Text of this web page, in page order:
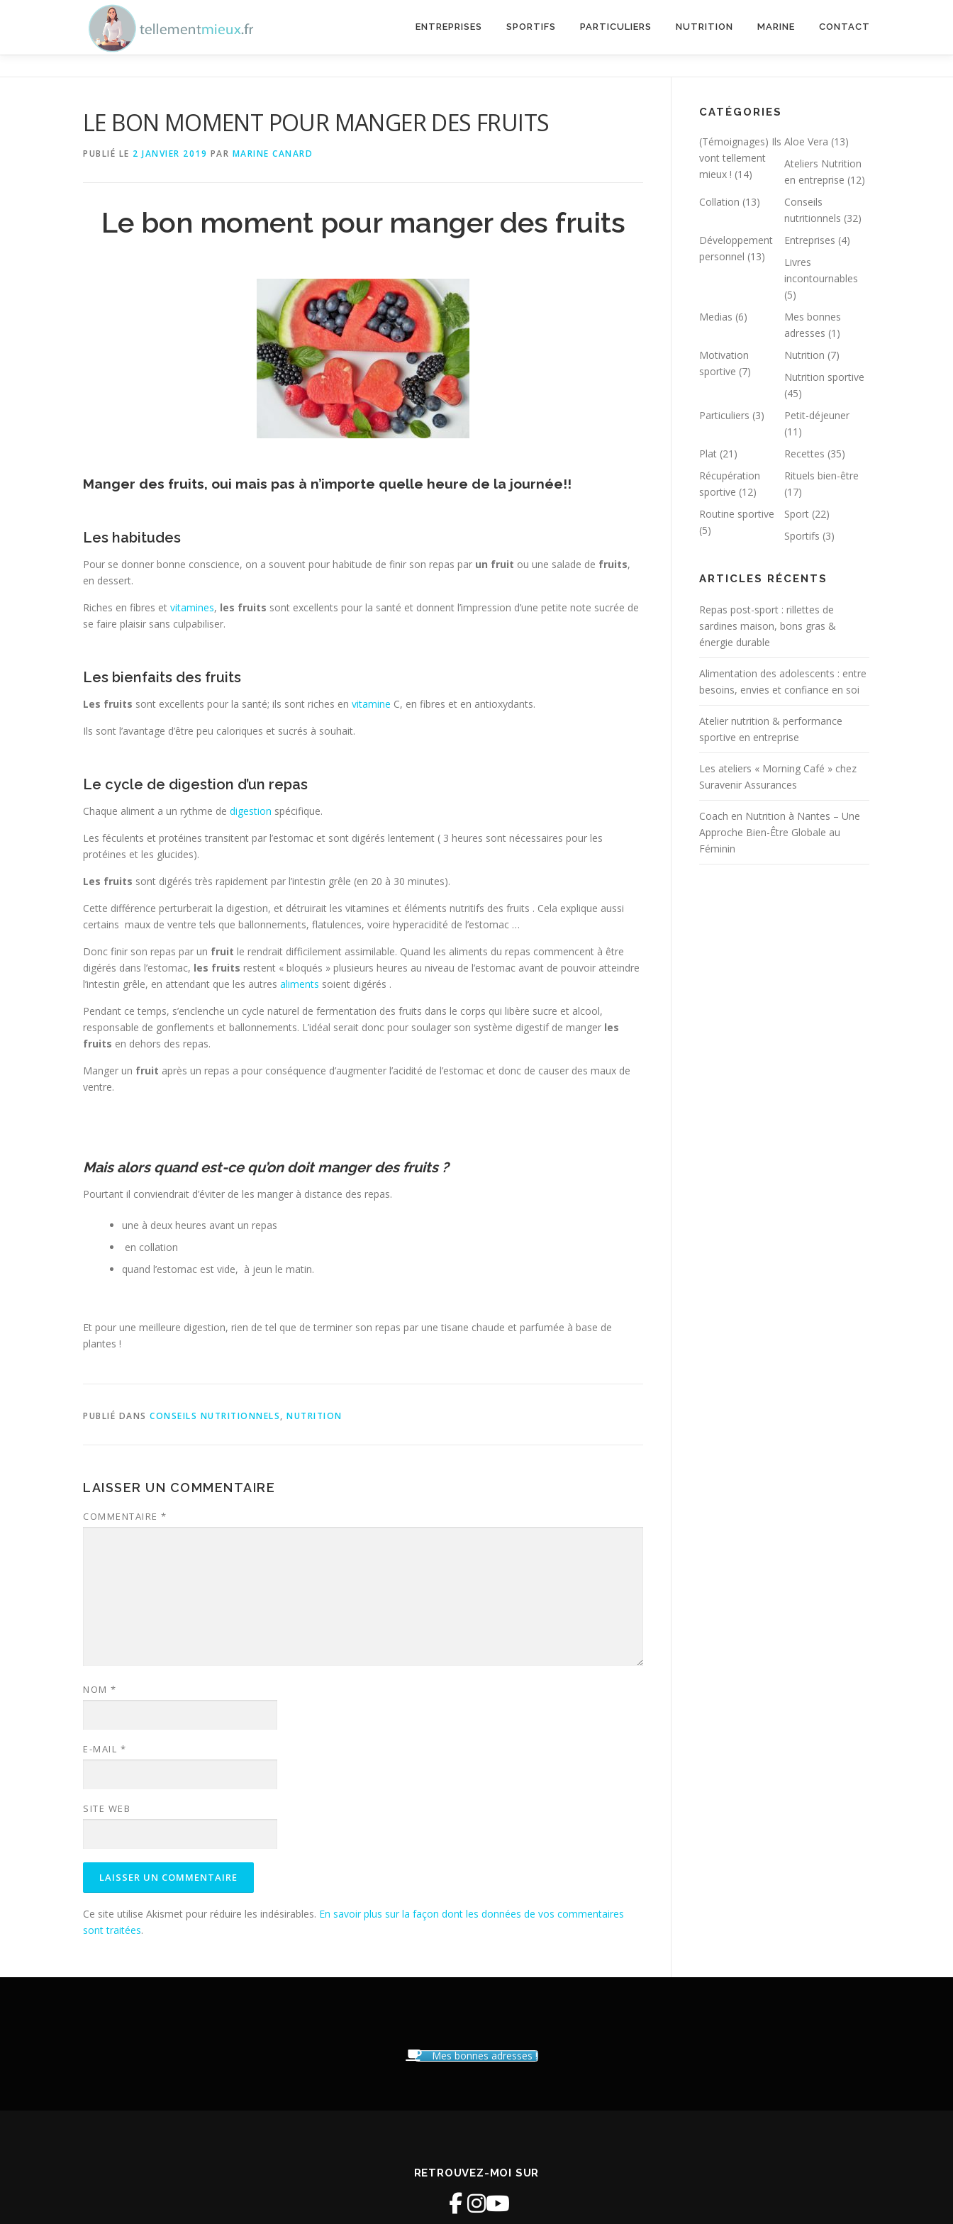
ENTREPRISES SPORTIFS PARTICULIERS NUTRITION MARINE CONTACT
LE BON MOMENT POUR MANGER DES FRUITS
PUBLIÉ LE 2 JANVIER 2019 PAR MARINE CANARD
Le bon moment pour manger des fruits
Manger des fruits, oui mais pas à n’importe quelle heure de la journée!!
Les habitudes
Pour se donner bonne conscience, on a souvent pour habitude de finir son repas par un fruit ou une salade de fruits,
en dessert.
Riches en fibres et vitamines, les fruits sont excellents pour la santé et donnent l’impression d’une petite note sucrée de
se faire plaisir sans culpabiliser.
Les bienfaits des fruits
Les fruits sont excellents pour la santé; ils sont riches en vitamine C, en fibres et en antioxydants.
Ils sont l’avantage d’être peu caloriques et sucrés à souhait.
Le cycle de digestion d’un repas
Chaque aliment a un rythme de digestion spécifique.
Les féculents et protéines transitent par l’estomac et sont digérés lentement ( 3 heures sont nécessaires pour les
protéines et les glucides).
Les fruits sont digérés très rapidement par l’intestin grêle (en 20 à 30 minutes).
Cette différence perturberait la digestion, et détruirait les vitamines et éléments nutritifs des fruits . Cela explique aussi
certains maux de ventre tels que ballonnements, flatulences, voire hyperacidité de l’estomac …
Donc finir son repas par un fruit le rendrait difficilement assimilable. Quand les aliments du repas commencent à être
digérés dans l’estomac, les fruits restent « bloqués » plusieurs heures au niveau de l’estomac avant de pouvoir atteindre
l’intestin grêle, en attendant que les autres aliments soient digérés .
Pendant ce temps, s’enclenche un cycle naturel de fermentation des fruits dans le corps qui libère sucre et alcool,
responsable de gonflements et ballonnements. L’idéal serait donc pour soulager son système digestif de manger les
fruits en dehors des repas.
Manger un fruit après un repas a pour conséquence d’augmenter l’acidité de l’estomac et donc de causer des maux de
ventre.
Mais alors quand est-ce qu’on doit manger des fruits ?
Pourtant il conviendrait d’éviter de les manger à distance des repas.
une à deux heures avant un repas
en collation
quand l’estomac est vide, à jeun le matin.
Et pour une meilleure digestion, rien de tel que de terminer son repas par une tisane chaude et parfumée à base de
plantes !
PUBLIÉ DANS CONSEILS NUTRITIONNELS, NUTRITION
LAISSER UN COMMENTAIRE
COMMENTAIRE *
NOM *
E-MAIL *
SITE WEB
Ce site utilise Akismet pour réduire les indésirables. En savoir plus sur la façon dont les données de vos commentaires
sont traitées.
CATÉGORIES
(Témoignages) Ils
vont tellement
mieux ! (14)
Aloe Vera (13)
Ateliers Nutrition
en entreprise (12)
Collation (13)
Conseils
nutritionnels (32)
Développement
personnel (13)
Entreprises (4)
Livres
incontournables
(5)
Medias (6)
Mes bonnes
adresses (1)
Motivation
sportive (7)
Nutrition (7)
Nutrition sportive
(45)
Particuliers (3)
Petit-déjeuner
(11)
Plat (21) Recettes (35)
Récupération
sportive (12)
Rituels bien-être
(17)
Routine sportive
(5)
Sport (22)
Sportifs (3)
ARTICLES RÉCENTS
Repas post-sport : rillettes de
sardines maison, bons gras &
énergie durable
Alimentation des adolescents : entre
besoins, envies et confiance en soi
Atelier nutrition & performance
sportive en entreprise
Les ateliers « Morning Café » chez
Suravenir Assurances
Coach en Nutrition à Nantes – Une
Approche Bien-Être Globale au
Féminin
Mes bonnes adresses !
RETROUVEZ-MOI SUR